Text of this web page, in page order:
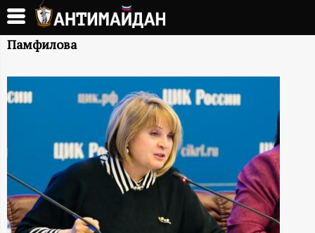
Перейти
основному
А
Н
Т
И
М
А
Памфилова